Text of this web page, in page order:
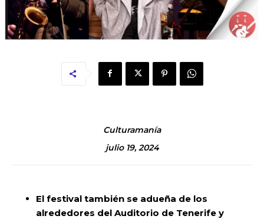
Culturamanía
julio 19, 2024
El festival también se adueña de los
alrededores del Auditorio de Tenerife y